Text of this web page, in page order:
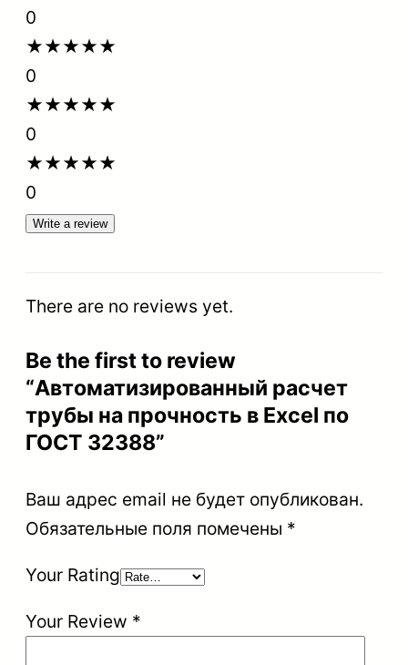
0
★★★★★
0
★★★★★
0
★★★★★
0
Write a review
There are no reviews yet.
Be the first to review
“Автоматизированный расчет
трубы на прочность в Excel по
ГОСТ 32388”
Ваш адрес email не будет опубликован.
Обязательные поля помечены *
Your Rating
Your Review *